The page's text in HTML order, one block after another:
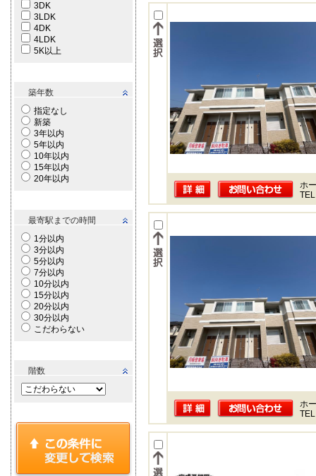
3DK
3LDK
4DK
4LDK
5K以上
築年数
指定なし
新築
3年以内
5年以内
10年以内
15年以内
20年以内
最寄駅までの時間
1分以内
3分以内
5分以内
7分以内
10分以内
15分以内
20分以内
30分以内
こだわらない
階数
ホ
ホ